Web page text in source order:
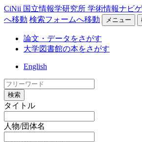
CiNii 国立情報学研究所 学術情報ナビ
へ移動 検索フォームへ移動 メニュー
論文・データをさがす
大学図書館の本をさがす
English
検索
タイトル
人物/団体名